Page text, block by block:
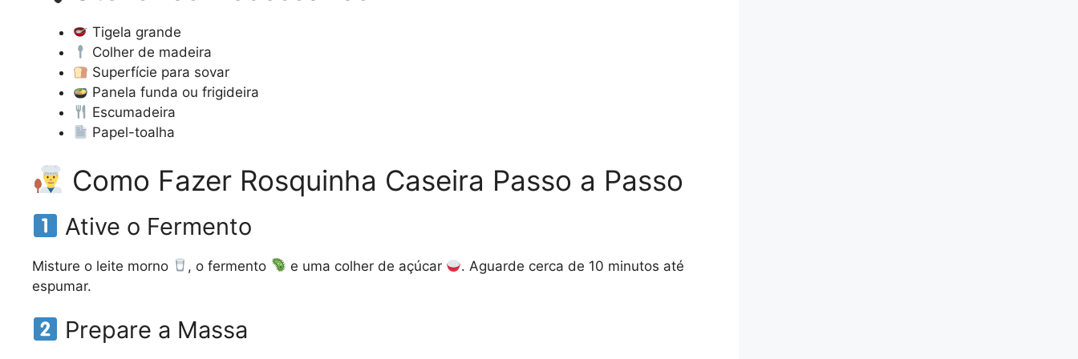
Tigela grande
Colher de madeira
Superfície para sovar
Panela funda ou frigideira
Escumadeira
Papel-toalha
Como Fazer Rosquinha Caseira Passo a Passo
Ative o Fermento
Misture o leite morno , o fermento e uma colher de açúcar
. Aguarde cerca de 10 minutos até
espumar.
Prepare a Massa